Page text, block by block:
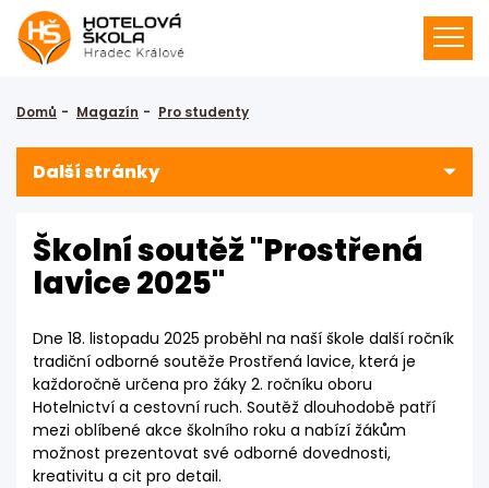
Domů Magazín Pro studenty
Další stránky
Školní soutěž "Prostřená
lavice 2025"
Dne 18. listopadu 2025 proběhl na naší škole další ročník
tradiční odborné soutěže Prostřená lavice, která je
každoročně určena pro žáky 2. ročníku oboru
Hotelnictví a cestovní ruch. Soutěž dlouhodobě patří
mezi oblíbené akce školního roku a nabízí žákům
možnost prezentovat své odborné dovednosti,
kreativitu a cit pro detail.